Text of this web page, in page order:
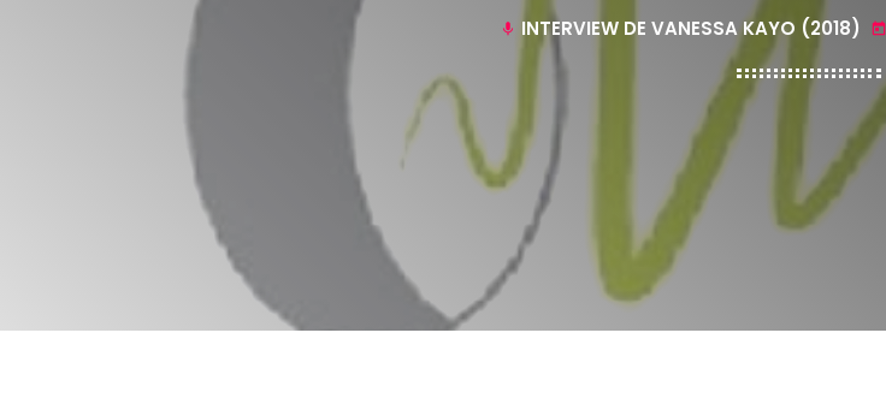
mic INTERVIEW DE VANESSA KAYO (2018) today